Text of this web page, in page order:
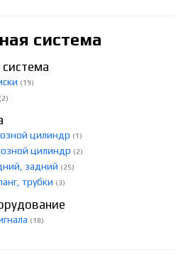
система
(19)
(2)
цилиндр (1)
цилиндр (2)
задний (25)
трубки (3)
(18)